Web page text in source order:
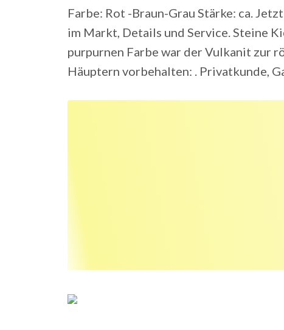
Farbe: Rot -Braun-Grau Stärke: ca.
im Markt, Details und Service. Steine
purpurnen Farbe war der Vulkanit zur
Häuptern vorbehalten: . Privatkunde,